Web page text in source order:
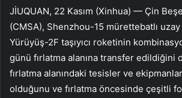
JİUQUAN, 22 Kasım (Xinhua) — Çin
(CMSA), Shenzhou-15 mürettebatlı uzay
Yürüyüş-2F taşıyıcı roketinin
günü fırlatma alanına transfer edildiğini
fırlatma alanındaki tesisler ve
olduğunu ve fırlatma öncesinde çeşitli